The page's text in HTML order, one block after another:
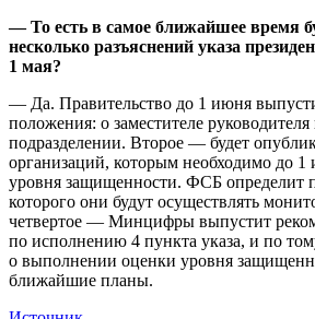
— То есть в самое ближайшее время
несколько разъяснений указа
1 мая?
— Да. Правительство до 1 июня
положения: о заместителе
подразделении. Второе — будет
организаций, которым необходимо до 1
уровня защищенности. ФСБ определит
которого они будут осуществлять
четвертое — Минцифры выпустит
по исполнению 4 пункта указа, и по
о выполнении оценки уровня
ближайшие планы.